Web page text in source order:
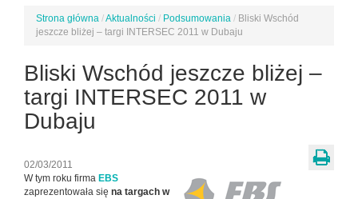
Jesteś
tutaj
Strona główna /Aktualności / Podsumowania / Bliski Wschód
jeszcze bliżej – targi INTERSEC 2011 w Dubaju
Bliski Wschód jeszcze bliżej –
targi INTERSEC 2011 w
Dubaju
02/03/2011
W tym roku firma EBS
zaprezentowała się na targach w